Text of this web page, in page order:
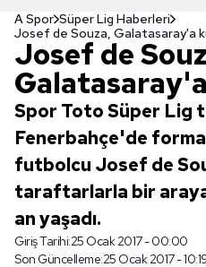
A Spor Süper Lig Haberleri
Josef de Souza, Galatasaray'a
Josef de
Spor Toto Süper Lig
Fenerbahçe'de
futbolcu Josef de
taraftarlarla bir
an yaşadı.
Giriş Tarihi:25 Ocak 2017 - 00:00
Son Güncelleme:25 Ocak 2017 -